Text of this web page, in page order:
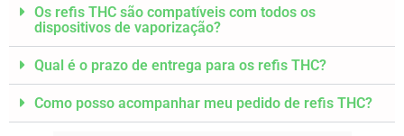
Os refis THC são compatíveis com todos os
dispositivos de vaporização?
Qual é o prazo de entrega para os refis THC?
Como posso acompanhar meu pedido de refis THC?